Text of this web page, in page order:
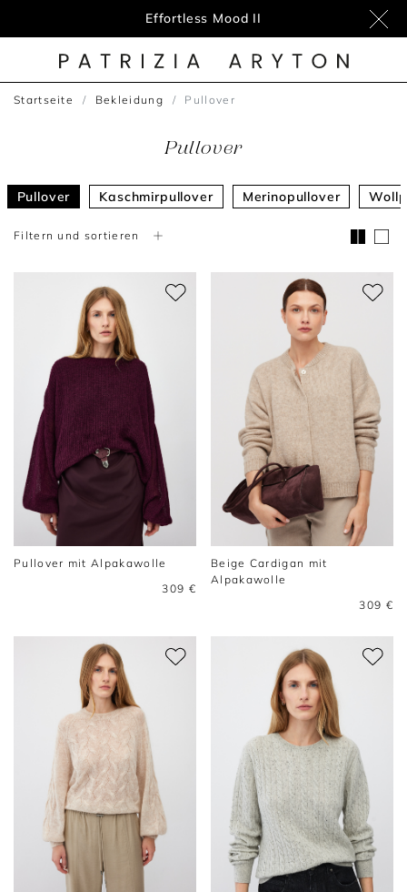
Effortless Mood II
Startseite Bekleidung Pullover
Pullover
Pullover Kaschmirpullover Merinopullover
Filtern und sortieren
Pullover mit Alpakawolle
309 €
Beige Cardigan mit
Alpakawolle
309 €